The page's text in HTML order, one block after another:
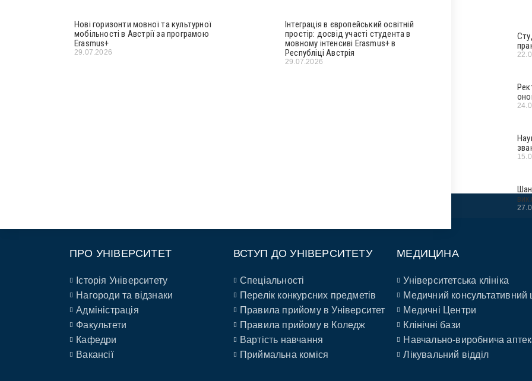
Нові горизонти мовної та культурної
мобільності в Австрії за програмою
Erasmus+
29.07.2026
Інтеграція в європейський освітній
простір: досвід участі студента в
мовному інтенсиві Erasmus+ в
Республіці Австрія
29.07.2026
ПРО УНІВЕРСИТЕТ
Історія Університету
Нагороди та відзнаки
Адміністрація
Факультети
Кафедри
Вакансії
ВСТУП ДО УНІВЕРСИТЕТУ
Спеціальності
Перелік конкурсних предметів
Правила прийому в Університет
Правила прийому в Коледж
Вартість навчання
Приймальна коміся
МЕДИЦИНА
Університетська клініка
Медичний консультативний
Медичні Центри
Клінічні бази
Навчально-виробнича
Лікувальний відділ